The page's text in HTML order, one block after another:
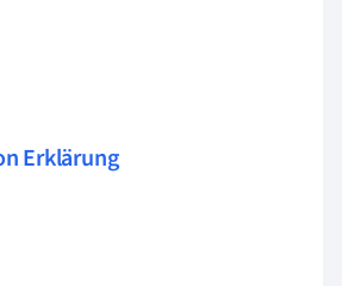
Erklärung